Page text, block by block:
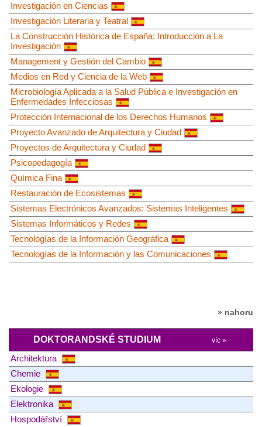
Investigación en Ciencias
Investigación Literaria y Teatral
La Construcción Histórica de España: Introducción a La
Investigación
Management y Gestión del Cambio
Medios en Red y Ciencia de la Web
Microbiología Aplicada a la Salud Pública e Investigación en
Enfermedades Infecciosas
Protección Internacional de los Derechos Humanos
Proyecto Avanzado de Arquitectura y Ciudad
Proyectos de Arquitectura y Ciudad
Psicopedagogía
Química Fina
Restauración de Ecosistemas
Sistemas Electrónicos Avanzados: Sistemas Inteligentes
Sistemas Informáticos y Redes
Tecnologías de la Información Geográfica
Tecnologías de la Información y las Comunicaciones
» nahoru
DOKTORANDSKÉ STUDIUM víc »
Architektura
Chemie
Ekologie
Elektronika
Hospodářství